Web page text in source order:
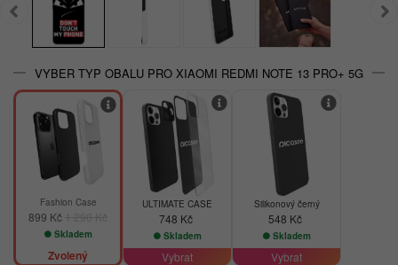
VYBER TYP OBALU PRO XIAOMI REDMI NOTE 13 PRO+ 5G
-30%
Fashion Case
899 Kč
Skladem
Zvolený
ULTIMATE CASE
748 Kč
Skladem
Vybrat
Silikonový černý
548 Kč
Skladem
Vybrat